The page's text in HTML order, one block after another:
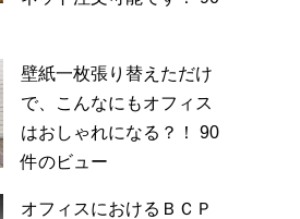
壁紙一枚張り替えただけ
で、こんなにもオフィス
はおしゃれになる？！
90
件のビュー
オフィスにおけるＢＣＰ